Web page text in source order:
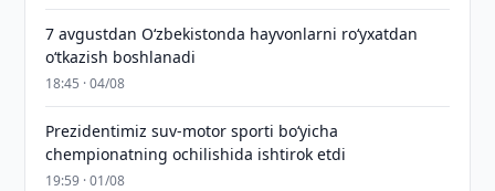
7 avgustdan O‘zbekistonda hayvonlarni ro‘yxatdan
o‘tkazish boshlanadi
18:45 · 04/08
Prezidentimiz suv-motor sporti bo‘yicha
chempionatning ochilishida ishtirok etdi
19:59 · 01/08